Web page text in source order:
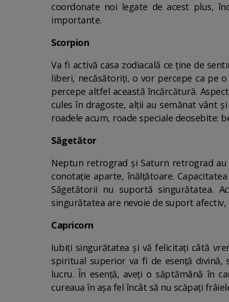
coordonate noi legate de acest plus,
importante.
Scorpion
Va fi activă casa zodiacală ce ține de
liberi, necăsătoriți, o vor percepe ca pe
percepe altfel această încărcătură.
cules în dragoste, alții au semănat vânt
roadele acum, roade speciale deosebite:
Săgetător
Neptun retrograd și Saturn retrograd
conotație aparte, înălțătoare.
Săgetătorii nu suportă singurătatea.
singurătatea are nevoie de suport
Capricorn
Iubiți singurătatea și vă felicitați câtă
spiritual superior va fi de esență
lucru. În esență, aveți o săptămână în
cureaua în așa fel încât să nu scăpați